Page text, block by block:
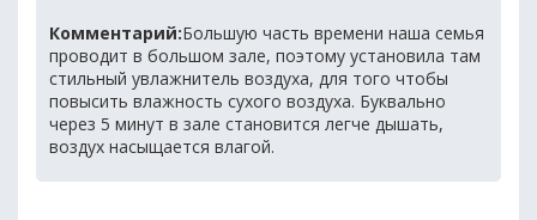
Комментарий:Большую часть времени наша семья
проводит в большом зале, поэтому установила там
стильный увлажнитель воздуха, для того чтобы
повысить влажность сухого воздуха. Буквально
через 5 минут в зале становится легче дышать,
воздух насыщается влагой.